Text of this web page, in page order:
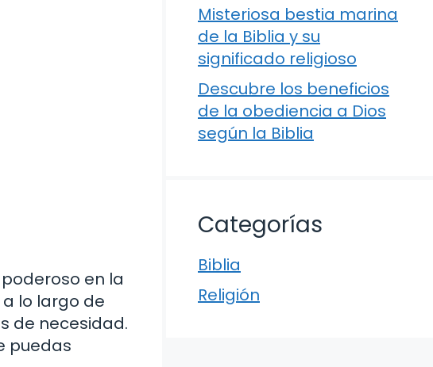
en la
lo largo de
de necesidad.
puedas
Misteriosa bestia marina
de la Biblia y su
significado religioso
Descubre los beneficios
de la obediencia a Dios
según la Biblia
Categorías
Biblia
Religión